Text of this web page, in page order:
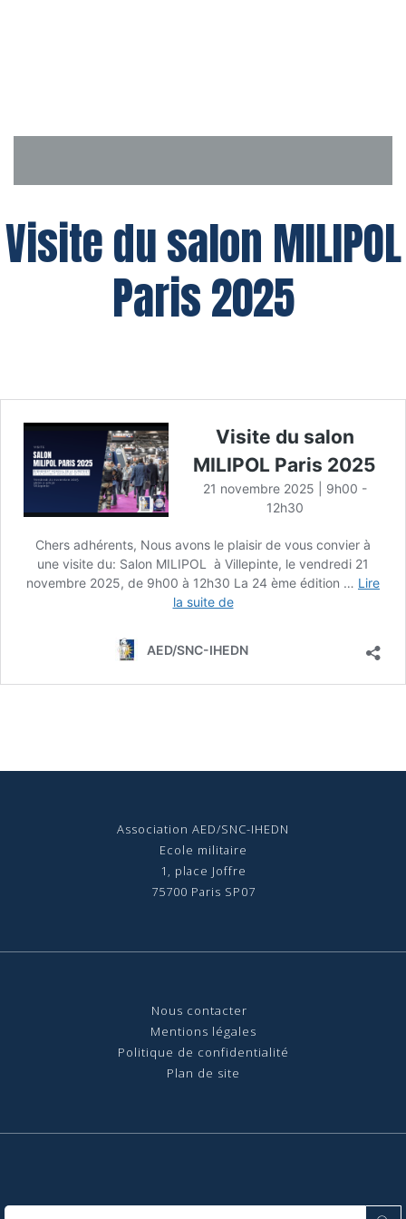
Visite du salon MILIPOL
Paris 2025
Association AED/SNC-IHEDN
Ecole militaire
1, place Joffre
75700 Paris SP07
Nous contacter
Mentions légales
Politique de confidentialité
Plan de site